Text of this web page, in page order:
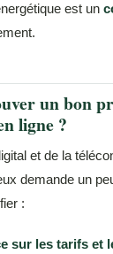
est un
un bon
ligne ?
et de la
demande un
:
sur les tarifs et